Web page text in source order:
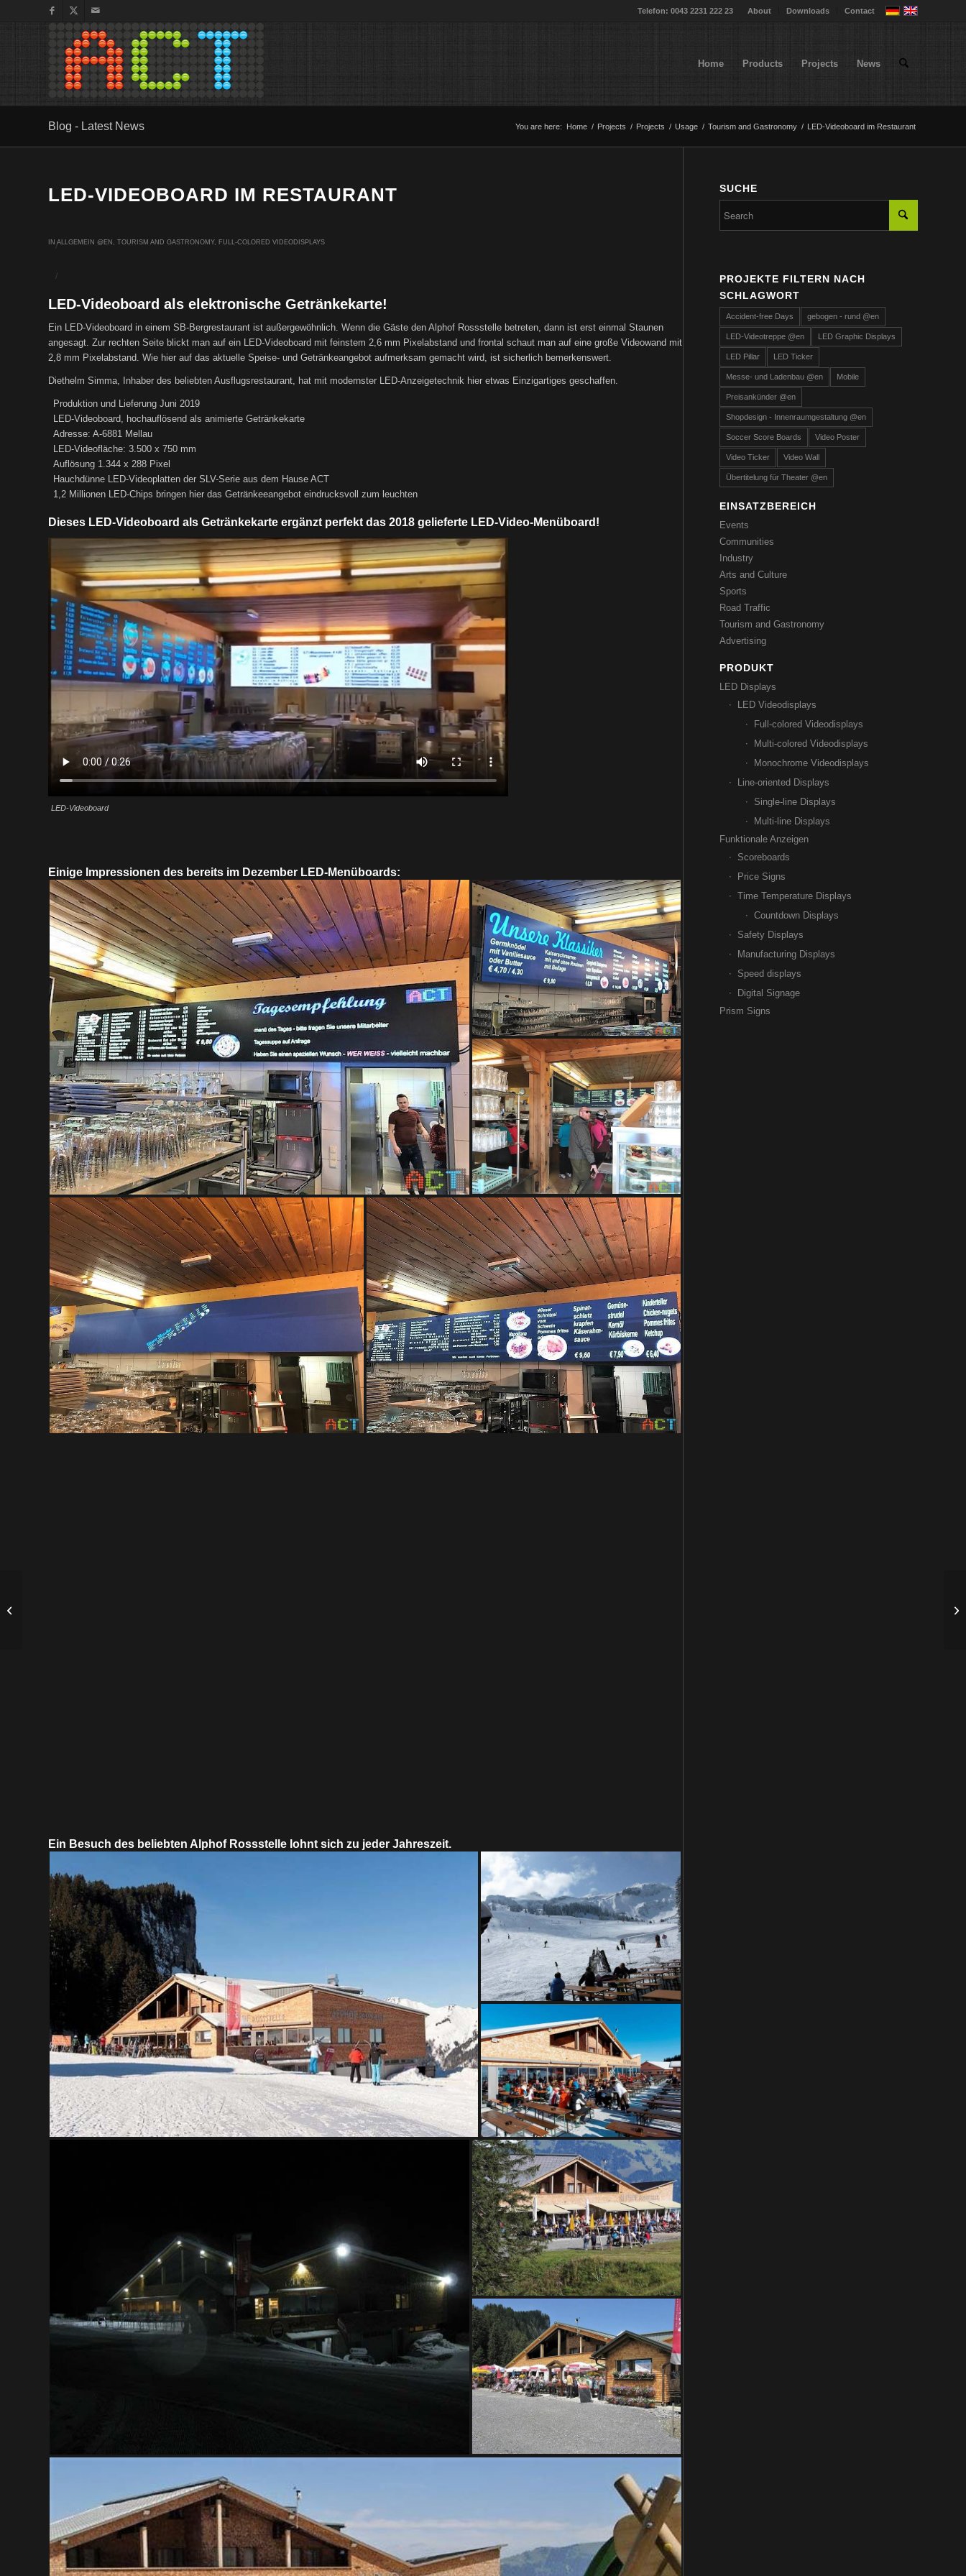
About Downloads Contact
Telefon: 0043 2231 222 23
Home Products Projects News
Blog - Latest News You are here: Home / Projects / Projects / Usage / Tourism and Gastronomy / LED-Videoboard im Restaurant
LED-VIDEOBOARD IM RESTAURANT
/
IN ALLGEMEIN @EN , TOURISM AND GASTRONOMY, FULL-COLORED VIDEODISPLAYS
/
LED-Videoboard als elektronische Getränkekarte!
Ein LED-Videoboard in einem SB-Bergrestaurant ist außergewöhnlich. Wenn die Gäste den Alphof Rossstelle betreten, dann ist erst einmal Staunen
angesagt. Zur rechten Seite blickt man auf ein LED-Videoboard mit feinstem 2,6 mm Pixelabstand und frontal schaut man auf eine große Videowand mit
2,8 mm Pixelabstand. Wie hier auf das aktuelle Speise- und Getränkeangebot aufmerksam gemacht wird, ist sicherlich bemerkenswert.
Diethelm Simma, Inhaber des beliebten Ausflugsrestaurant, hat mit modernster LED-Anzeigetechnik hier etwas Einzigartiges geschaffen.
Produktion und Lieferung Juni 2019
LED-Videoboard, hochauflösend als animierte Getränkekarte
Adresse: A-6881 Mellau
LED-Videofläche: 3.500 x 750 mm
Auflösung 1.344 x 288 Pixel
Hauchdünne LED-Videoplatten der SLV-Serie aus dem Hause ACT
1,2 Millionen LED-Chips bringen hier das Getränkeeangebot eindrucksvoll zum leuchten
Dieses LED-Videoboard als Getränkekarte ergänzt perfekt das 2018 gelieferte LED-Video-Menüboard!
LED-Videoboard
Einige Impressionen des bereits im Dezember LED-Menüboards:
Ein Besuch des beliebten Alphof Rossstelle lohnt sich zu jeder Jahreszeit.
SUCHE
PROJEKTE FILTERN NACH
SCHLAGWORT
Accident-free Days gebogen - rund @en
LED-Videotreppe @en LED Graphic Displays
LED Pillar LED Ticker
Messe- und Ladenbau @en Mobile
Preisankünder @en
Shopdesign - Innenraumgestaltung @en
Soccer Score Boards Video Poster
Video Ticker Video Wall
Übertitelung für Theater @en
EINSATZBEREICH
Events
Communities
Industry
Arts and Culture
Sports
Road Traffic
Tourism and Gastronomy
Advertising
PRODUKT
LED Displays
LED Videodisplays
Full-colored Videodisplays
Multi-colored Videodisplays
Monochrome Videodisplays
Line-oriented Displays
Single-line Displays
Multi-line Displays
Funktionale Anzeigen
Scoreboards
Price Signs
Time Temperature Displays
Countdown Displays
Safety Displays
Manufacturing Displays
Speed displays
Digital Signage
Prism Signs